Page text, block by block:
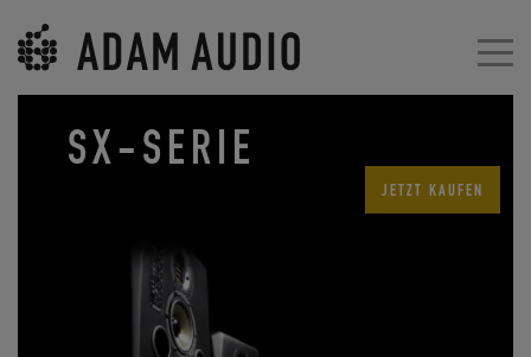
JETZT KAUFEN
SX-SERIE